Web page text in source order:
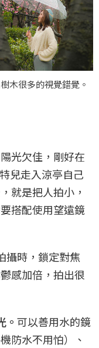
木很多的視覺錯覺。
光欠佳，剛好在
兒走入涼亭自己
就是把人拍小，
搭配使用望遠鏡
攝時，鎖定對焦
感加倍，拍出很
。 可以善用水的鏡
防水不用怕）、